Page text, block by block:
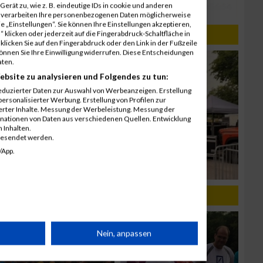
zu, wie z. B. eindeutige IDs in cookie und anderen
Ihre personenbezogenen Daten möglicherweise
Sie können Ihre Einstellungen akzeptieren,
klicken oder jederzeit auf die Fingerabdruck-Schaltfläche in
Sie auf den Fingerabdruck oder den Link in der Fußzeile
Sie Ihre Einwilligung widerrufen. Diese Entscheidungen
zu analysieren und Folgendes zu tun:
Daten zur Auswahl von Werbeanzeigen. Erstellung
Werbung. Erstellung von Profilen zur
Inhalte. Messung der Werbeleistung. Messung der
von Daten aus verschiedenen Quellen. Entwicklung
Inhalten.
werden.
Nein, anpassen